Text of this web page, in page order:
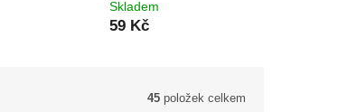
Skladem
59 Kč
45 položek celkem